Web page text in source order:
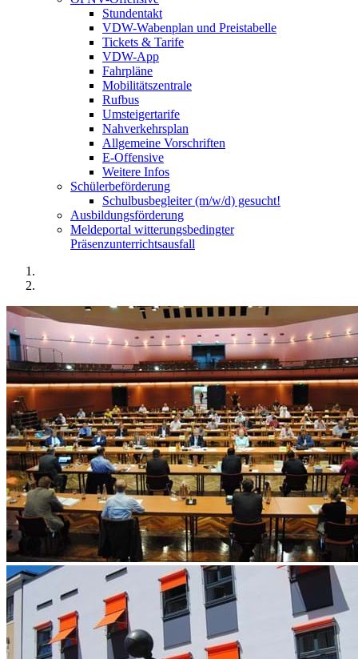
Stundentakt
VDW-Wabenplan und Preistabelle
Tickets & Tarife
VDW-App
Fahrpläne
Mobilitätszentrale
Rufbus
Umsteigertarife
Nahverkehrsplan
Allgemeine Vorschriften
E-Offensive
Weitere Infos
Schülerbeförderung
Schulbusbegleiter (m/w/d) gesucht!
Ausbildungsförderung
Meldeportal witterungsbedingter
Präsenzunterrichtsausfall